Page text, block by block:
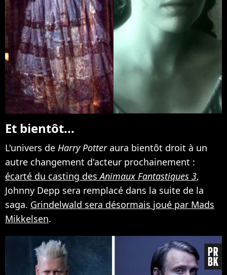
Et bientôt...
L'univers de Harry Potteraura bientôt droit à un
autre changement d'acteur prochainement :
écarté du casting desAnimaux Fantastiques 3,
Johnny Depp sera remplacé dans la suite de la
saga. Grindelwald sera désormais joué par Mads
Mikkelsen.